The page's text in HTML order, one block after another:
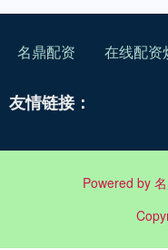
名鼎配资 在线配资
友情链接：
Powered by